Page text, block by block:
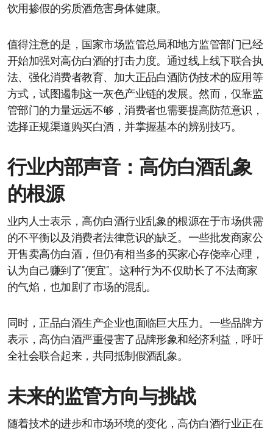
饮用掺假的劣质酒危害身体健康。
值得注意的是，国家市场监管总局和地方监管部门已经
开始加强对高仿白酒的打击力度。通过线上线下联合执
法、强化消费者教育、加大正品白酒防伪技术的应用等
方式，试图遏制这一灰色产业链的发展。然而，仅靠监
管部门的力量远远不够，消费者也需要提高防范意识，
选择正规渠道购买白酒，并掌握基本的辨别技巧。
行业内部声音：高仿白酒乱象
的根源
业内人士表示，高仿白酒行业乱象的根源在于市场供需
的不平衡以及消费者法律意识的缺乏。一些批发商家公
开售卖高仿白酒，但仍有相当多的买家心存侥幸心理，
认为自己赚到了“便宜”。这种行为不仅助长了不法商家
的气焰，也加剧了市场的混乱。
同时，正品白酒生产企业也面临巨大压力。一些品牌方
表示，高仿白酒严重侵害了品牌形象和经济利益，呼吁
全社会联合起来，共同抵制假酒乱象。
未来的监管方向与挑战
随着技术的进步和市场环境的变化，高仿白酒行业正在